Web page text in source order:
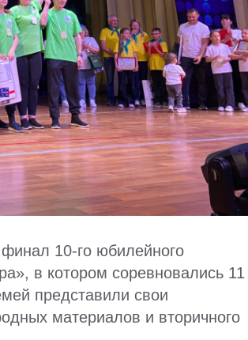
10-го юбилейного
в котором соревновались 11
представили свои
материалов и вторичного